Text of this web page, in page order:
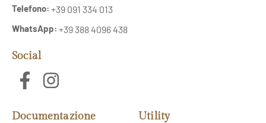
Telefono: +39 091 334 013
WhatsApp: +39 388 4096 438
Social
Documentazione Utility